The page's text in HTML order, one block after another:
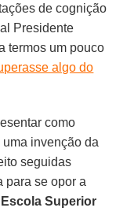
de cognição
Presidente
termos um pouco
algo do
como
invenção da
seguidas
para se opor a
Superior